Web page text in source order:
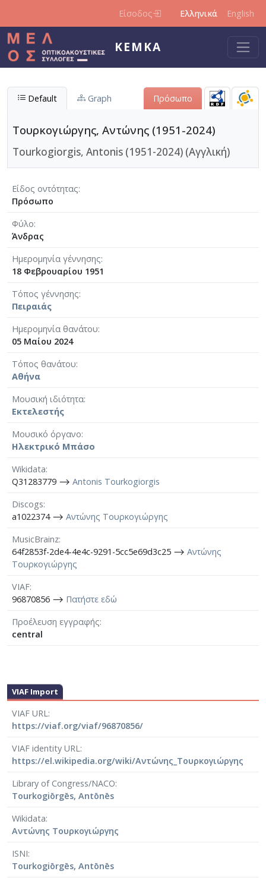
Είσοδος Ελληνικά English
ΚΕΜΚΑ
Default Graph Πρόσωπο
Τουρκογιώργης, Αντώνης (1951-2024)
Tourkogiorgis, Antonis (1951-2024) (Αγγλική)
Είδος οντότητας
Πρόσωπο
Φύλο
Άνδρας
Ημερομηνία γέννησης
18 Φεβρουαρίου 1951
Τόπος γέννησης
Πειραιάς
Ημερομηνία θανάτου
05 Μαίου 2024
Τόπος θανάτου
Αθήνα
Μουσική ιδιότητα
Εκτελεστής
Μουσικό όργανο
Ηλεκτρικό Μπάσο
Wikidata
Q31283779 ⟶ Antonis Tourkogiorgis
Discogs
a1022374 ⟶ Αντώνης Τουρκογιώργης
MusicBrainz
64f2853f-2de4-4e4c-9291-5cc5e69d3c25 ⟶ Αντώνης
Τουρκογιώργης
VIAF
96870856 ⟶ Πατήστε εδώ
Προέλευση εγγραφής
central
VIAF Import
VIAF URL
https://viaf.org/viaf/96870856/
VIAF identity URL
https://el.wikipedia.org/wiki/Αντώνης_Τουρκογιώργης
Library of Congress/NACO
Tourkogiōrgēs, Antōnēs
Wikidata
Αντώνης Τουρκογιώργης
ISNI
Tourkogiōrgēs, Antōnēs